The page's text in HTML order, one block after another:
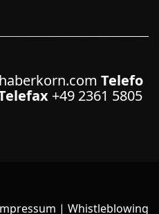
Telefo
+49 2361 5805
| Whistleblowing